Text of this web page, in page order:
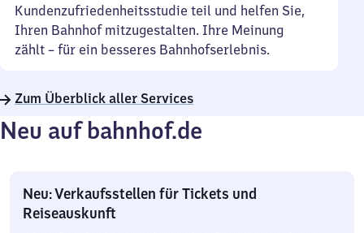
Kundenzufriedenheitsstudie teil und helfen Sie,
Ihren Bahnhof mitzugestalten. Ihre Meinung
zählt – für ein besseres Bahnhofserlebnis.
Zum Überblick aller Services
Neu auf bahnhof.de
Neu: Verkaufsstellen für Tickets und
Reiseauskunft